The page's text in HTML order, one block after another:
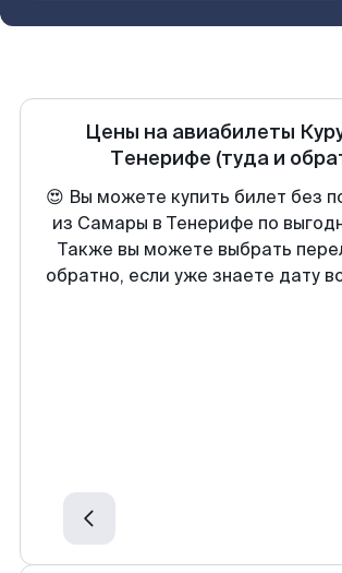
Цены на авиабилеты
Тенерифе (туда и
😍 Вы можете купить билет без
из Самары в Тенерифе по
Также вы можете выбрать
обратно, если уже знаете дату